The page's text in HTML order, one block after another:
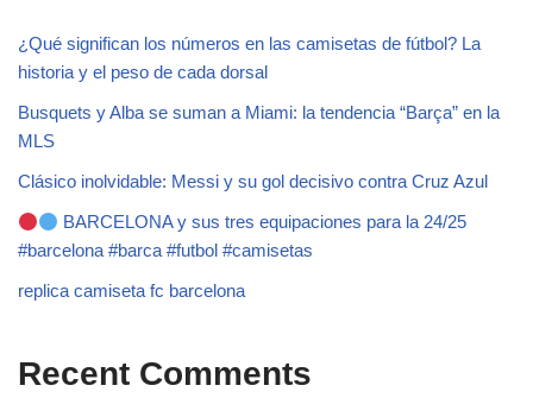
¿Qué significan los números en las camisetas de fútbol? La
historia y el peso de cada dorsal
Busquets y Alba se suman a Miami: la tendencia “Barça” en la
MLS
Clásico inolvidable: Messi y su gol decisivo contra Cruz Azul
BARCELONA y sus tres equipaciones para la 24/25
#barcelona #barca #futbol #camisetas
replica camiseta fc barcelona
Recent Comments